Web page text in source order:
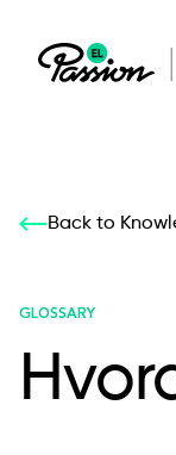
Our
All services
Our
Back to
GLOSSARY